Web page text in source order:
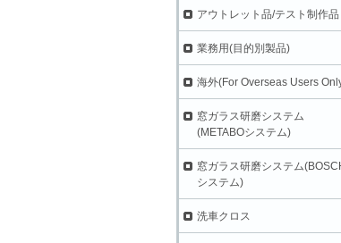
アウトレット品/テスト制作品
業務用(目的別製品)
海外(For Overseas Users
窓ガラス研磨システム
(METABOシステム)
窓ガラス研磨システム
システム)
洗車クロス